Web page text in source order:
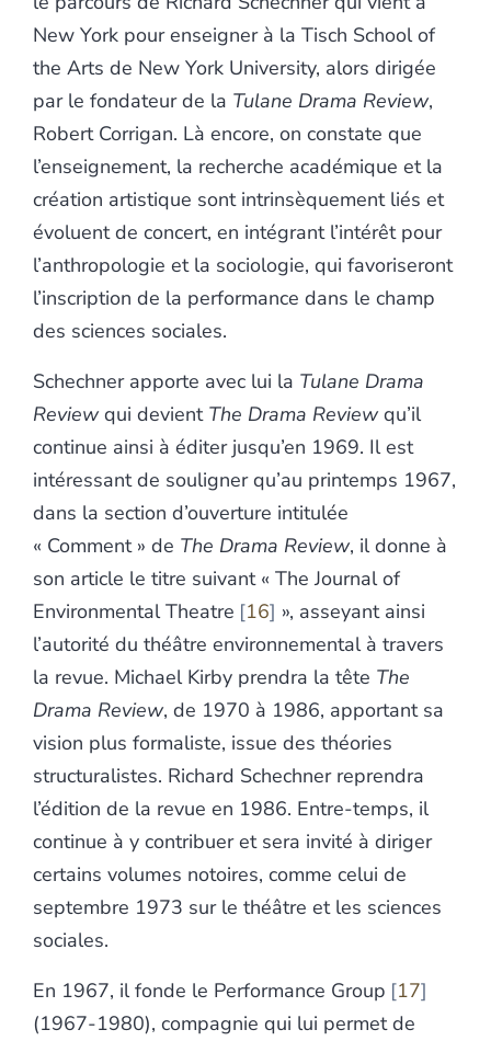
New York pour enseigner à la Tisch School of
the Arts de New York University, alors dirigée
par le fondateur de la Tulane Drama Review,
Robert Corrigan. Là encore, on constate que
l’enseignement, la recherche académique et la
création artistique sont intrinsèquement liés et
évoluent de concert, en intégrant l’intérêt pour
l’anthropologie et la sociologie, qui favoriseront
l’inscription de la performance dans le champ
des sciences sociales.
Schechner apporte avec lui la Tulane Drama
Reviewqui devient The Drama Reviewqu’il
continue ainsi à éditer jusqu’en 1969. Il est
intéressant de souligner qu’au printemps 1967,
dans la section d’ouverture intitulée
« Comment » de The Drama Review, il donne à
son article le titre suivant « The Journal of
Environmental Theatre 16 », asseyant ainsi
l’autorité du théâtre environnemental à travers
la revue. Michael Kirby prendra la tête The
Drama Review, de 1970 à 1986, apportant sa
vision plus formaliste, issue des théories
structuralistes. Richard Schechner reprendra
l’édition de la revue en 1986. Entre-temps, il
continue à y contribuer et sera invité à diriger
certains volumes notoires, comme celui de
septembre 1973 sur le théâtre et les sciences
sociales.
En 1967, il fonde le Performance Group 17
(1967-1980), compagnie qui lui permet de